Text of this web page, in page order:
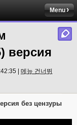
Menu
версия
| 메뉴 건너뛰
без цензуры